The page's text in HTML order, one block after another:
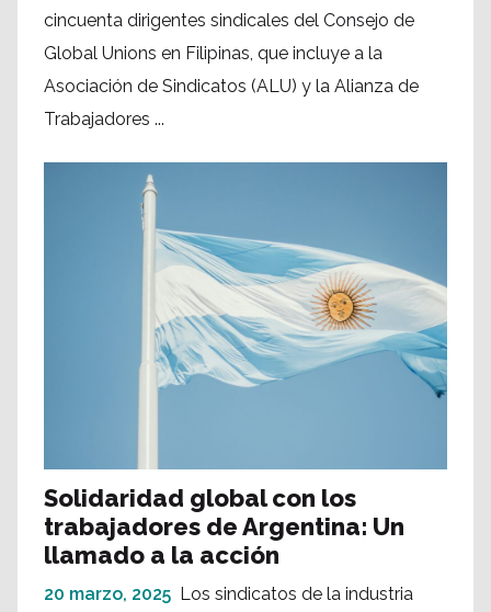
cincuenta dirigentes sindicales del Consejo de
Global Unions en Filipinas, que incluye a la
Asociación de Sindicatos (ALU) y la Alianza de
Trabajadores ...
Solidaridad global con los
trabajadores de Argentina: Un
llamado a la acción
20 marzo, 2025 Los sindicatos de la industria